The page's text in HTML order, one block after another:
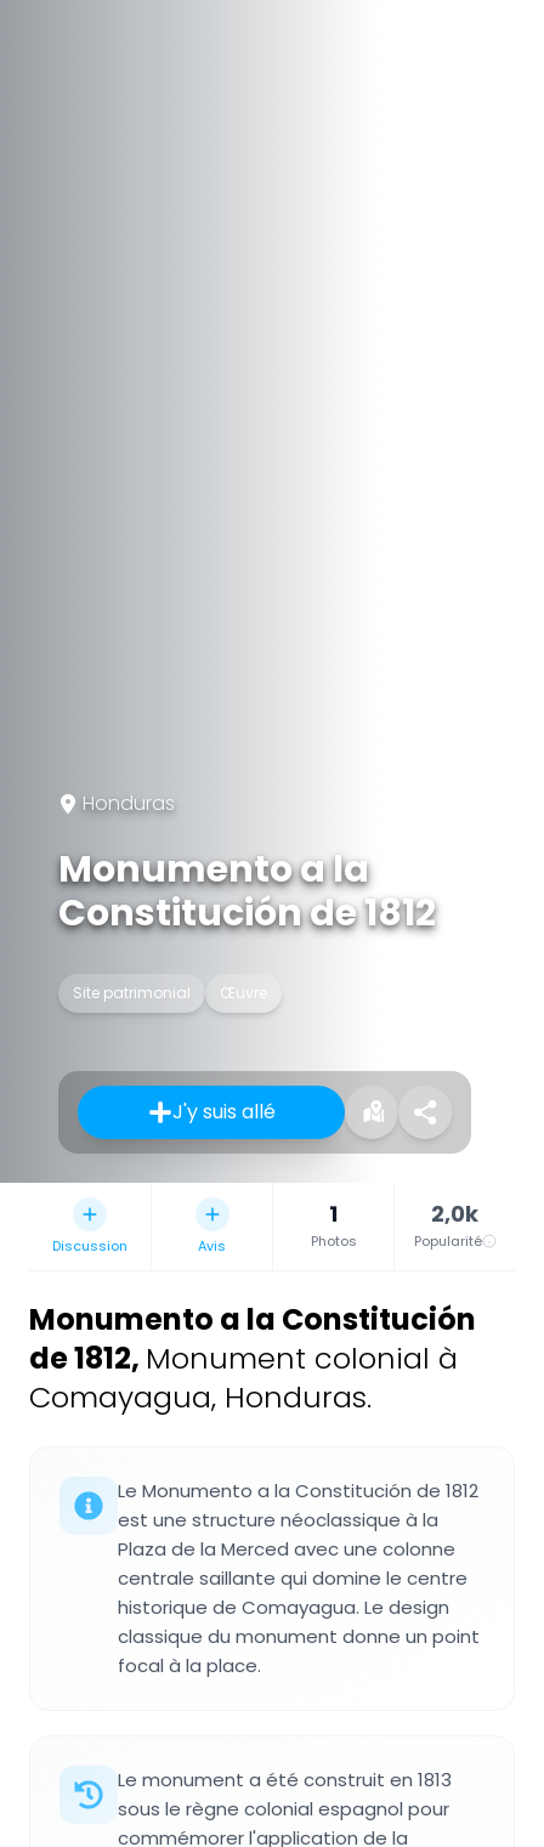
Honduras
Monumento a la
Constitución de 1812
Site patrimonial Œuvre
J'y suis allé
Discussion Avis
1
Photos
2,0k
Popularité
Monumento a la Constitución
de 1812, Monument colonial à
Comayagua, Honduras.
Le Monumento a la Constitución de 1812
est une structure néoclassique à la
Plaza de la Merced avec une colonne
centrale saillante qui domine le centre
historique de Comayagua. Le design
classique du monument donne un point
focal à la place.
Le monument a été construit en 1813
sous le règne colonial espagnol pour
commémorer l'application de la